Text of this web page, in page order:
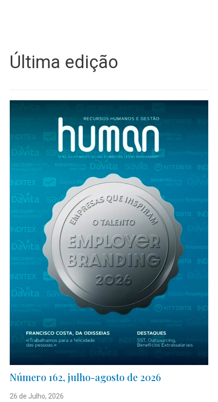
Última edição
Número 162, julho-agosto de 2026
26 de Julho, 2026